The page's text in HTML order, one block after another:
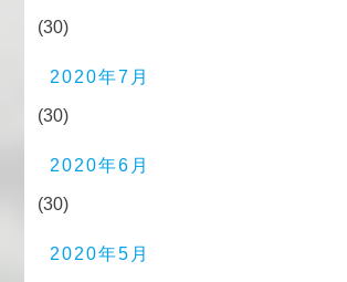
(30)
2020年7月
(30)
2020年6月
(30)
2020年5月